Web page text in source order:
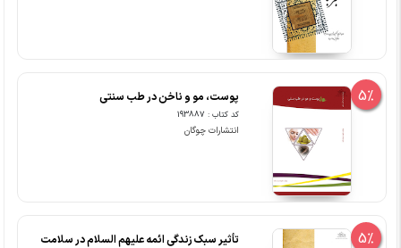
5% پوست، مو و ناخن در طب سنتی
کد کتاب : 193887
انتشارات چوگان
5% تأثیر سبک زندگی ائمه علیهم السلام در سلامت